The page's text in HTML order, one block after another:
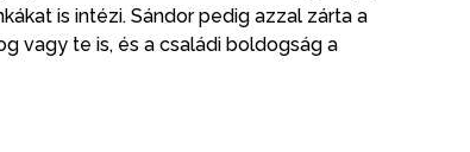
is intézi. Sándor pedig azzal zárta a
vagy te is, és a családi boldogság a